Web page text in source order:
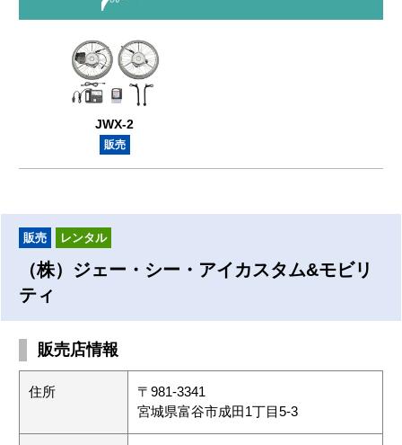
JWX-2
販売
（株）ジェー・シー・アイカスタム&モビリ
ティ
販売 レンタル
販売店情報
住所
〒981-3341
宮城県富谷市成田1丁目5-3